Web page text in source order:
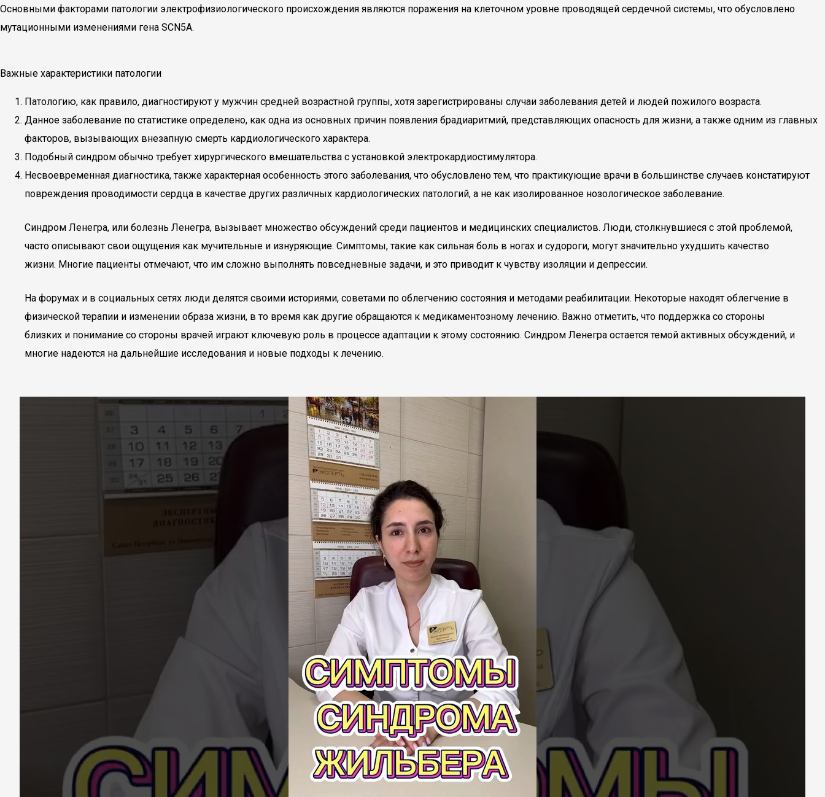
Основными факторами патологии электрофизиологического происхождения являются поражения на клеточном уровне проводящей сердечной системы, что обусловлено
мутационными изменениями гена SCN5A.
Важные характеристики патологии
Патологию, как правило, диагностируют у мужчин средней возрастной группы, хотя зарегистрированы случаи заболевания детей и людей пожилого возраста.
Данное заболевание по статистике определено, как одна из основных причин появления брадиаритмий, представляющих опасность для жизни, а также одним из главных
факторов, вызывающих внезапную смерть кардиологического характера.
Подобный синдром обычно требует хирургического вмешательства с установкой электрокардиостимулятора.
Несвоевременная диагностика, также характерная особенность этого заболевания, что обусловлено тем, что практикующие врачи в большинстве случаев констатируют
повреждения проводимости сердца в качестве других различных кардиологических патологий, а не как изолированное нозологическое заболевание.
Синдром Ленегра, или болезнь Ленегра, вызывает множество обсуждений среди пациентов и медицинских специалистов. Люди, столкнувшиеся с этой проблемой,
часто описывают свои ощущения как мучительные и изнуряющие. Симптомы, такие как сильная боль в ногах и судороги, могут значительно ухудшить качество
жизни. Многие пациенты отмечают, что им сложно выполнять повседневные задачи, и это приводит к чувству изоляции и депрессии.
На форумах и в социальных сетях люди делятся своими историями, советами по облегчению состояния и методами реабилитации. Некоторые находят облегчение в
физической терапии и изменении образа жизни, в то время как другие обращаются к медикаментозному лечению. Важно отметить, что поддержка со стороны
близких и понимание со стороны врачей играют ключевую роль в процессе адаптации к этому состоянию. Синдром Ленегра остается темой активных обсуждений, и
многие надеются на дальнейшие исследования и новые подходы к лечению.